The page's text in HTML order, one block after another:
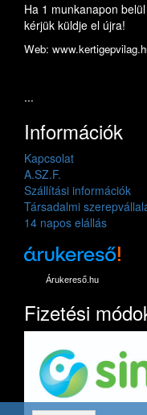
Ha 1 munkanapon
kérjük küldje el újra!
Web:
...
Információk
Kapcsolat
A.SZ.F.
Szállítási információk
Társadalmi
14 napos elállás
Árukereső.hu
Fizetési